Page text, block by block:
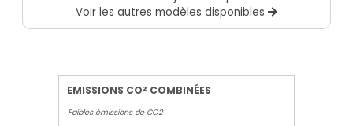
Voir les autres modèles disponibles
EMISSIONS CO² COMBINÉES
Faibles émissions de CO2